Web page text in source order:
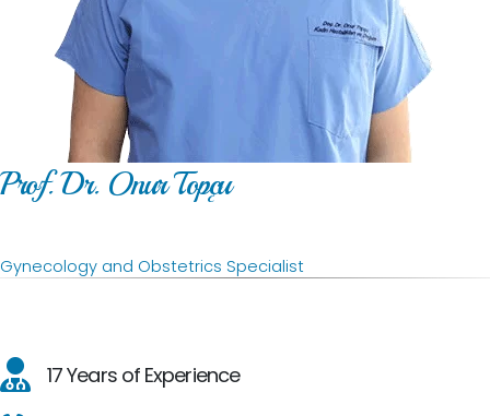
Prof. Dr. Onur Topçu
Gynecology and Obstetrics Specialist
17 Years of Experience